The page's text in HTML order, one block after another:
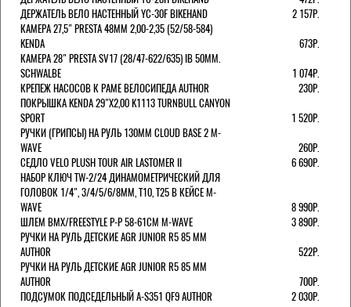
ДЕРЖАТЕЛЬ ВЕЛО НАСТЕННЫЙ YC-30F BIKEHAND
2 157Р.
КАМЕРА 27,5" PRESTA 48ММ 2,00-2,35 (52/58-584)
KENDA
673Р.
КАМЕРА 28" PRESTA SV17 (28/47-622/635) IB 50MM.
SCHWALBE
1 074Р.
КРЕПЕЖ НАСОСОВ К РАМЕ ВЕЛОСИПЕДА AUTHOR
230Р.
ПОКРЫШКА KENDA 29"Х2,00 K1113 TURNBULL CANYON
SPORT
1 520Р.
РУЧКИ (ГРИПСЫ) НА РУЛЬ 130ММ CLOUD BASE 2 M-
WAVE
260Р.
СЕДЛО VELO PLUSH TOUR AIR LASTOMER II
6 690Р.
НАБОР КЛЮЧ TW-2/24 ДИНАМОМЕТРИЧЕСКИЙ ДЛЯ
ГОЛОВОК 1/4", 3/4/5/6/8ММ, T10, T25 В КЕЙСЕ M-
WAVE
8 990Р.
ШЛЕМ ВМХ/FREESTYLE Р-Р 58-61СМ M-WAVE
3 890Р.
РУЧКИ НА РУЛЬ ДЕТСКИЕ AGR JUNIOR R5 85 ММ
AUTHOR
522Р.
РУЧКИ НА РУЛЬ ДЕТСКИЕ AGR JUNIOR R5 85 ММ
AUTHOR
700Р.
ПОДСУМОК ПОДСЕДЕЛЬНЫЙ A-S351 QF9 AUTHOR
2 030Р.